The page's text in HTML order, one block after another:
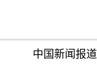
中国新闻报